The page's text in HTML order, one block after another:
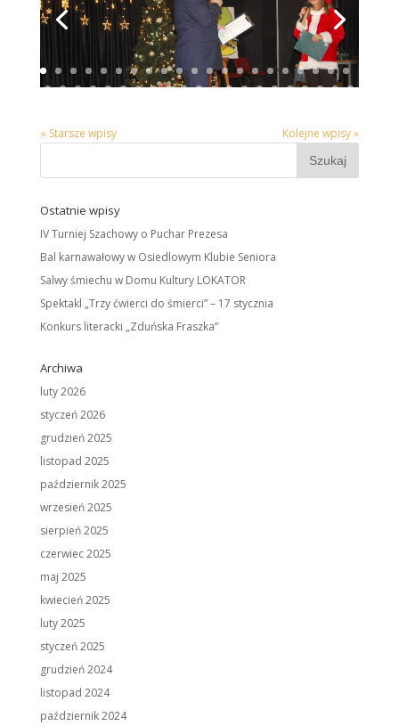
« Starsze wpisy Kolejne wpisy »
Ostatnie wpisy
IV Turniej Szachowy o Puchar Prezesa
Bal karnawałowy w Osiedlowym Klubie Seniora
Salwy śmiechu w Domu Kultury LOKATOR
Spektakl „Trzy ćwierci do śmierci” – 17 stycznia
Konkurs literacki „Zduńska Fraszka”
Archiwa
luty 2026
styczeń 2026
grudzień 2025
listopad 2025
październik 2025
wrzesień 2025
sierpień 2025
czerwiec 2025
maj 2025
kwiecień 2025
luty 2025
styczeń 2025
grudzień 2024
listopad 2024
październik 2024